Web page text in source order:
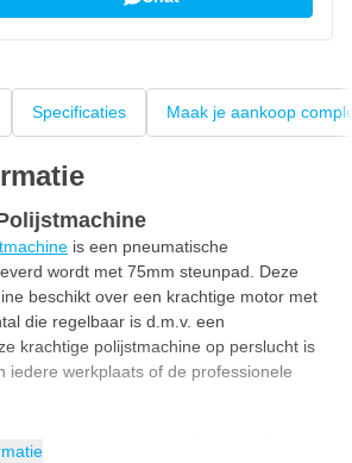
Specificaties Maak je aankoop
is een pneumatische
wordt met 75mm steunpad. Deze
beschikt over een krachtige motor met
die regelbaar is d.m.v. een
krachtige polijstmachine op perslucht is
iedere werkplaats of de professionele
voor 75mm polijstschijven